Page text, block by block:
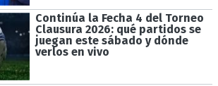
Continúa la Fecha 4 del Torneo
Clausura 2026: qué partidos se
juegan este sábado y dónde
verlos en vivo